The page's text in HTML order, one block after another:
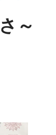
～